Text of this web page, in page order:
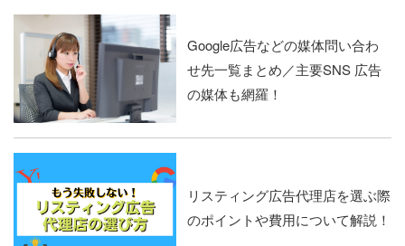
Google広告などの媒体問い合わ
せ先一覧まとめ／主要SNS 広告
の媒体も網羅！
リスティング広告代理店を選ぶ際
のポイントや費用について解説！